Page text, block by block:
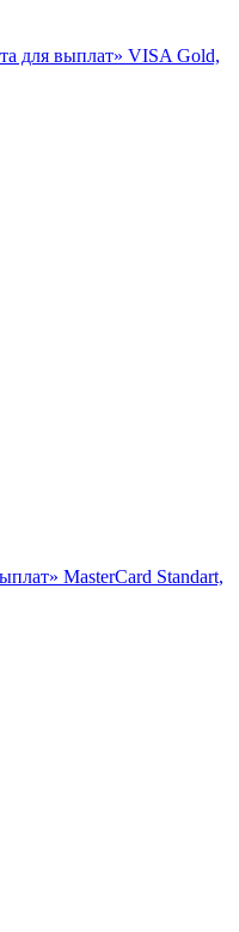
для выплат» VISA Gold,
MasterCard Standart,